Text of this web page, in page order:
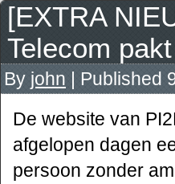
[EXTRA
Telecom
By john | Published
De website van
afgelopen dagen
persoon zonder